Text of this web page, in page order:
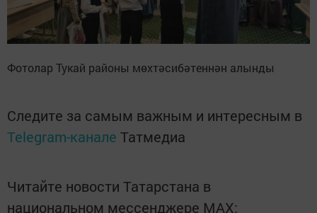
Фотолар Тукай районы мөхтәсибәтеннән алынды
Следите за самым важным и интересным в
Telegram-канале Татмедиа
Читайте новости Татарстана в
национальном мессенджере MАХ: